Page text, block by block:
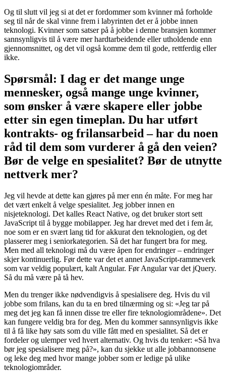
Og til slutt vil jeg si at det er fordommer som kvinner må forholde
seg til når de skal vinne frem i labyrinten det er å jobbe innen
teknologi. Kvinner som satser på å jobbe i denne bransjen kommer
sannsynligvis til å være mer hardtarbeidende eller utholdende enn
gjennomsnittet, og det vil også komme dem til gode, rettferdig eller
ikke.
Spørsmål: I dag er det mange unge
mennesker, også mange unge kvinner,
som ønsker å være skapere eller jobbe
etter sin egen timeplan. Du har utført
kontrakts- og frilansarbeid – har du noen
råd til dem som vurderer å gå den veien?
Bør de velge en spesialitet? Bør de utnytte
nettverk mer?
Jeg vil hevde at dette kan gjøres på mer enn én måte. For meg har
det vært enkelt å velge spesialitet. Jeg jobber innen en
nisjeteknologi. Det kalles React Native, og det bruker stort sett
JavaScript til å bygge mobilapper. Jeg har drevet med det i fem år,
noe som er en svært lang tid for akkurat den teknologien, og det
plasserer meg i seniorkategorien. Så det har fungert bra for meg.
Men med all teknologi må du være åpen for endringer – endringer
skjer kontinuerlig. Før dette var det et annet JavaScript-rammeverk
som var veldig populært, kalt Angular. Før Angular var det jQuery.
Så du må være på tå hev.
Men du trenger ikke nødvendigvis å spesialisere deg. Hvis du vil
jobbe som frilans, kan du ta en bred tilnærming og si: «Jeg tar på
meg det jeg kan få innen disse tre eller fire teknologiområdene». Det
kan fungere veldig bra for deg. Men du kommer sannsynligvis ikke
til å få like høy sats som du ville fått med en spesialitet. Så det er
fordeler og ulemper ved hvert alternativ. Og hvis du tenker: «Så hva
bør jeg spesialisere meg på?», kan du sjekke ut alle jobbannonsene
og leke deg med hvor mange jobber som er ledige på ulike
teknologiområder.